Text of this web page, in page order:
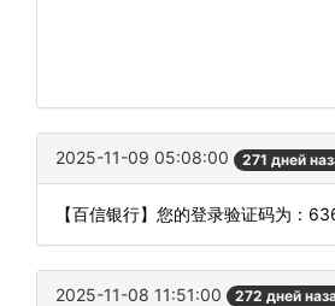
2025-11-09 05:08:00 271 дней
【百信银行】您的登录验证码为：
2025-11-08 11:51:00 272 дней